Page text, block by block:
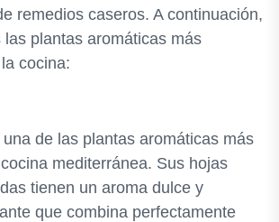
remedios caseros. A continuación,
plantas aromáticas más
cocina:
de las plantas aromáticas más
mediterránea. Sus hojas
tienen un aroma dulce y
que combina perfectamente